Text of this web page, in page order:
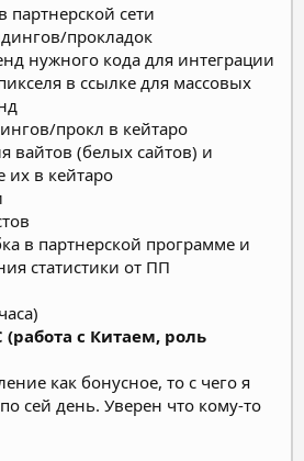
сети
прокладок
нужного кода для интеграции
в ссылке для массовых
прокл в кейтаро
вайтов (белых сайтов) и
их в кейтаро
в партнерской программе и
статистики от ПП
с Китаем, роль
как бонусное, то с чего я
сей день. Уверен что кому-то